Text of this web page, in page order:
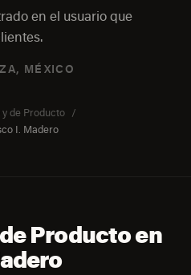
en el usuario que
MÉXICO
y de Producto
I. Madero
Producto en